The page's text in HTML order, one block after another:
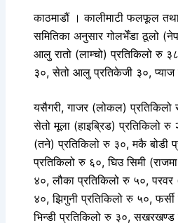
काठमाडौं । कालीमाटी फलफूल
समितिका अनुसार गोलभेँडा ठूलो
आलु रातो (लाम्चो) प्रतिकिलो रु
३०, सेतो आलु प्रतिकेजी ३०,
यसैगरी, गाजर (लोकल) प्रतिकिलो
सेतो मूला (हाइब्रिड) प्रतिकिलो
(तने) प्रतिकिलो रु ३०, मकै बोडी
प्रतिकिलो रु ६०, घिउ सिमी
४०, लौका प्रतिकिलो रु ५०, परवर
४०, झिगुनी प्रतिकिलो रु ५०,
भिन्डी प्रतिकिलो रु ३०,